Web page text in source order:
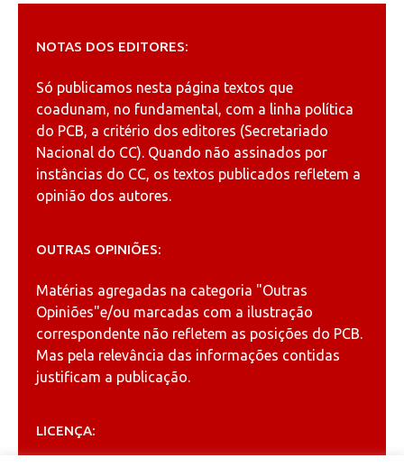
NOTAS DOS EDITORES:
Só publicamos nesta página textos que
coadunam, no fundamental, com a linha política
do PCB, a critério dos editores (Secretariado
Nacional do CC). Quando não assinados por
instâncias do CC, os textos publicados refletem a
opinião dos autores.
OUTRAS OPINIÕES:
Matérias agregadas na categoria "Outras
Opiniões"e/ou marcadas com a ilustração
correspondente não refletem as posições do PCB.
Mas pela relevância das informações contidas
justificam a publicação.
LICENÇA: